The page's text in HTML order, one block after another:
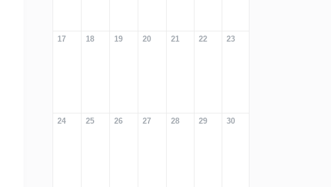
17 18 19 20 21 22 23
24 25 26 27 28 29 30